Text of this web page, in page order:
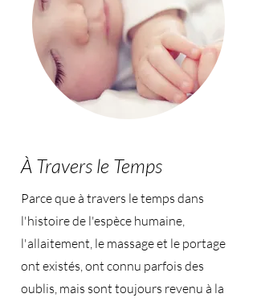
À Travers le Temps
Parce que à travers le temps dans
l'histoire de l'espèce humaine,
l'allaitement, le massage et le portage
ont existés, ont connu parfois des
oublis, mais sont toujours revenu à la